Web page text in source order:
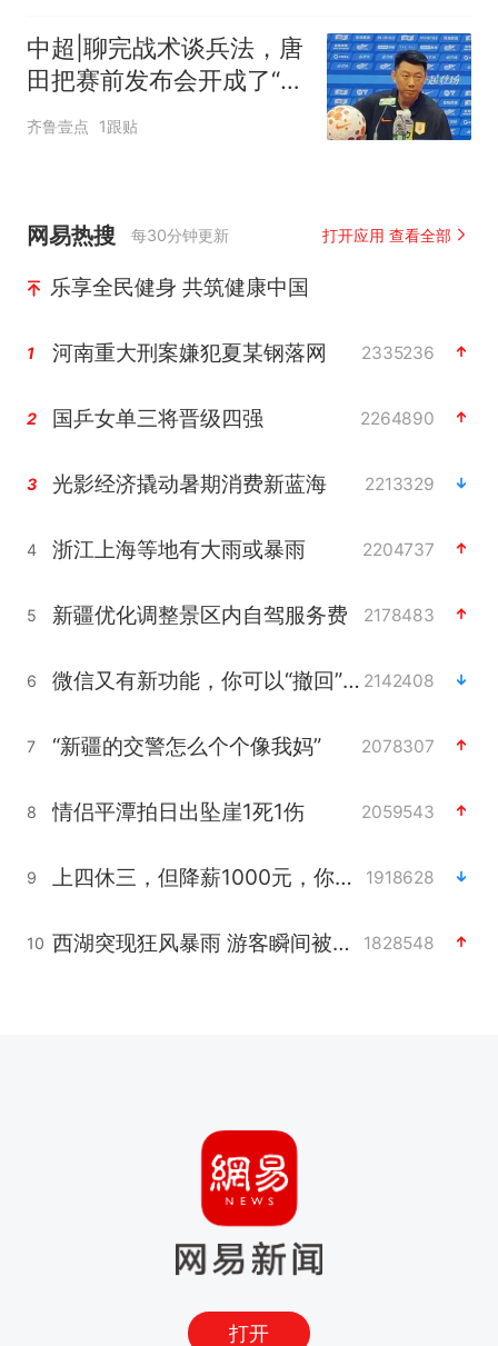
中超|聊完战术谈兵法，唐
田把赛前发布会开成了“军
师联盟”
齐鲁壹点 1跟贴
网易热搜 每30分钟更新 打开应用 查看全部
乐享全民健身 共筑健康中国
1 河南重大刑案嫌犯夏某钢落网 2335236
2 国乒女单三将晋级四强 2264890
3 光影经济撬动暑期消费新蓝海 2213329
4 浙江上海等地有大雨或暴雨 2204737
5 新疆优化调整景区内自驾服务费 2178483
6 微信又有新功能，你可以“撤回”你的撤回了！ 2142408
7 “新疆的交警怎么个个像我妈” 2078307
8 情侣平潭拍日出坠崖1死1伤 2059543
9 上四休三，但降薪1000元，你接受吗？ 1918628
10 西湖突现狂风暴雨 游客瞬间被浇透 1828548
打开